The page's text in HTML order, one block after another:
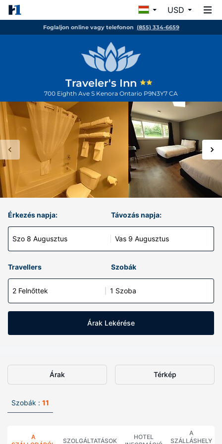
USD
Foglaljon online vagy telefonon (855) 334-6659
Traveler's Inn
700 Eighth Ave S Kenora Ontario P9N3Y7 CA
Érkezés napja:
Szo 8 Augusztus
Távozás napja:
Vas 9 Augusztus
Travellers Szobák
2 Felnőttek 1 Szoba
Árak Lekérése
Árak Térkép
Szobák : 11
A
SZOLGÁLTATÁSOK
HOTEL
A
SZÁLLÁSHELY